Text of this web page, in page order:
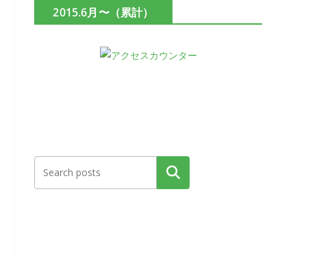
2015.6月〜（累計）
検索